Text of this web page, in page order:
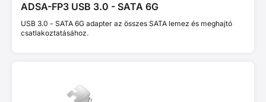
ADSA-FP3 USB 3.0 - SATA 6G
USB 3.0 - SATA 6G adapter az összes SATA lemez és meghajtó
csatlakoztatásához.